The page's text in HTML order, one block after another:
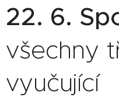
22. 6.
všechny
vyučující